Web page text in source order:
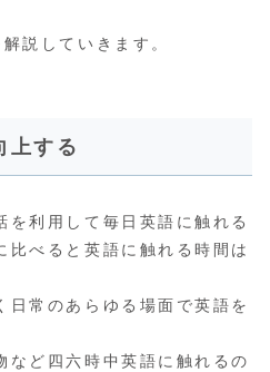
説していきます。
上する
を利用して毎日英語に触れる
比べると英語に触れる時間は
日常のあらゆる場面で英語を
など四六時中英語に触れるの